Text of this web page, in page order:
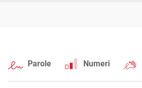
Parole Numeri